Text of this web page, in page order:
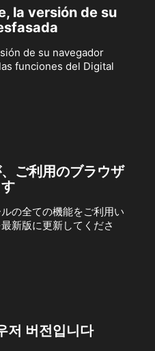
la versión de su
de su navegador
funciones del Digital
ご利用のブラウザ
の全ての機能をご利用い
新版に更新してくださ
저 버전입니다